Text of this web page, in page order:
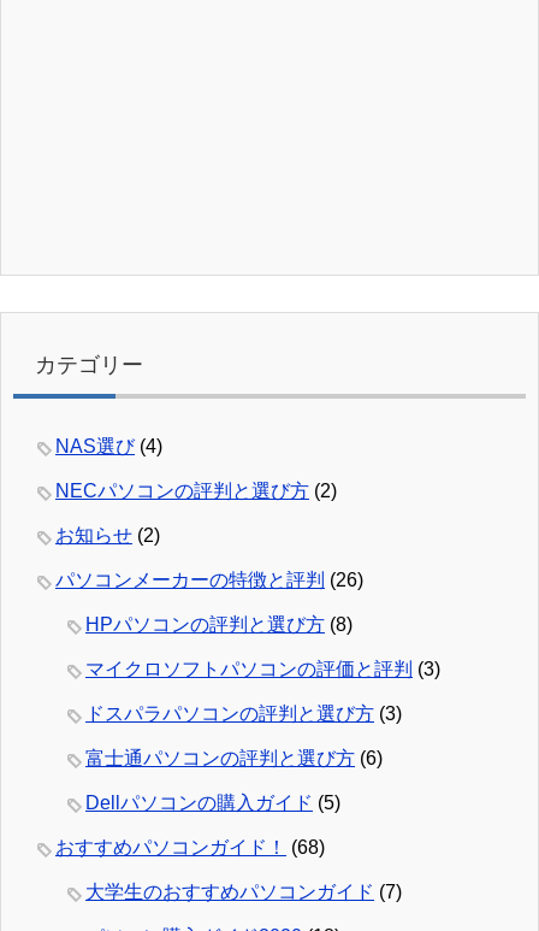
カテゴリー
NAS選び(4)
NECパソコンの評判と選び方 (2)
お知らせ (2)
パソコンメーカーの特徴と評判 (26)
HPパソコンの評判と選び方 (8)
マイクロソフトパソコンの評価と評判 (3)
ドスパラパソコンの評判と選び方 (3)
富士通パソコンの評判と選び方 (6)
Dellパソコンの購入ガイド (5)
おすすめパソコンガイド！ (68)
大学生のおすすめパソコンガイド (7)